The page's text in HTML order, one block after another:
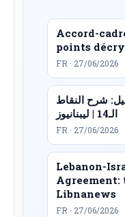
Accord-
points
FR · 27/06/2026
شرح النقاط
الـ14 | ليبنانيوز
FR · 27/06/2026
Lebanon-
Agreement:
Libnanews
FR · 27/06/2026